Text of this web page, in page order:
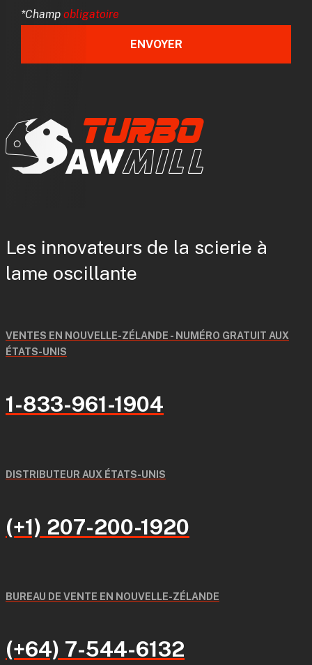
*Champ obligatoire
Les innovateurs de la scierie à
lame oscillante
VENTES EN NOUVELLE-ZÉLANDE - NUMÉRO GRATUIT AUX
ÉTATS-UNIS
1-833-961-1904
DISTRIBUTEUR AUX ÉTATS-UNIS
(+1) 207-200-1920
BUREAU DE VENTE EN NOUVELLE-ZÉLANDE
(+64) 7-544-6132